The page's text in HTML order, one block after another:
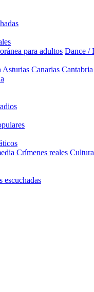
para adultos Dance /
Asturias Canarias Cantabria
Crímenes reales
escuchadas